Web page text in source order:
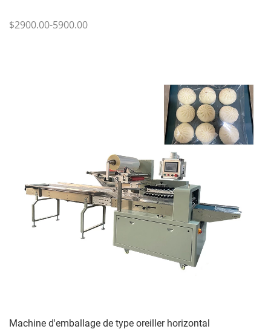
$2900.00-5900.00
Machine d'emballage de type oreiller horizontal